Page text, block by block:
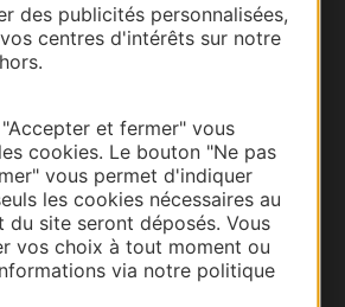
des publicités personnalisées,
centres d'intérêts sur notre
et fermer" vous
cookies. Le bouton "Ne pas
vous permet d'indiquer
les cookies nécessaires au
du site seront déposés. Vous
vos choix à tout moment ou
via notre politique